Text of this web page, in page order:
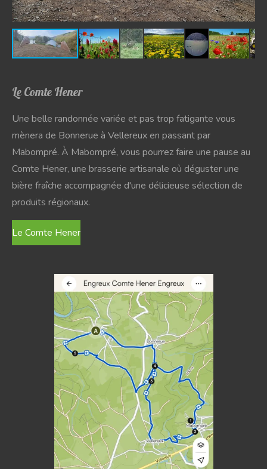
Le Comte Hener
Une belle randonnée variée et pas trop fatigante vous
mènera de Bonnerue à Vellereux en passant par
Mabompré. À Mabompré, vous pourrez faire une pause au
Comte Hener, une brasserie artisanale où déguster une
bière fraîche accompagnée d'une délicieuse sélection de
produits régionaux.
Le Comte Hener